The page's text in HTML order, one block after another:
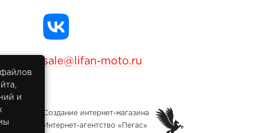
sale@lifan-moto.ru
Создание интернет-магазина
Интернет-агентство «Пегас»
файлов
и